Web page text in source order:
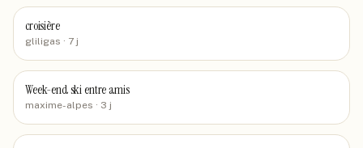
croisière
gliligas · 7 j
Week-end ski entre amis
maxime-alpes · 3 j